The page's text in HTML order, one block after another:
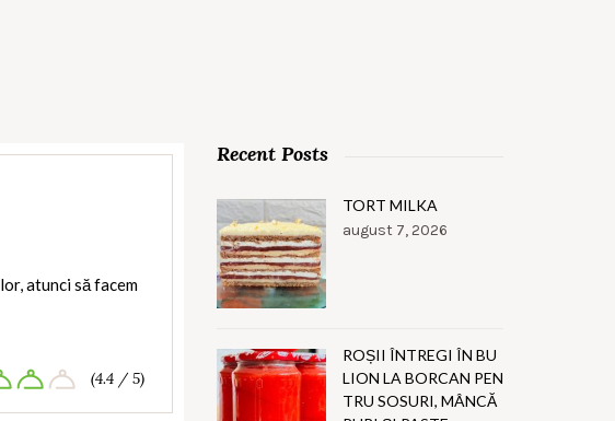
atunci să facem
(4.4 / 5)
Recent Posts
TORT MILKA
august 7, 2026
ROȘII ÎNTREGI ÎN BU
LION LA BORCAN PEN
TRU SOSURI, MÂNCĂ